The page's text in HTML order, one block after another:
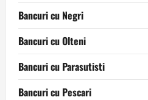
Bancuri cu Negri
Bancuri cu Olteni
Bancuri cu Parasutisti
Bancuri cu Pescari